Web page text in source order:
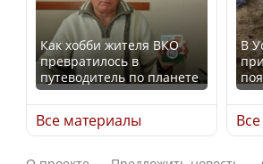
Қазақстан Орталық Азия
елдері арасында әл-ауқат
индексінде көш бастады
Как хобби жителя ВКО
превратилось в
путеводитель по планете
Все материалы
В